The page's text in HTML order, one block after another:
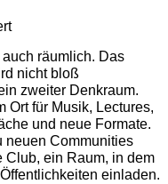
räumlich. Das
nicht bloß
zweiter Denkraum.
Ort für Musik, Lectures,
und neue Formate.
Communities
Club, ein Raum, in dem
einladen.